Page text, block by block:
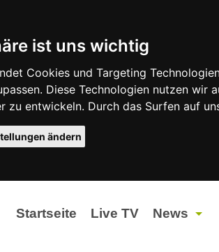
ist uns wichtig
Cookies und Targeting
Diese Technologien nutzen wir
zu entwickeln. Durch das Surfen auf
ändern
Startseite Live TV News